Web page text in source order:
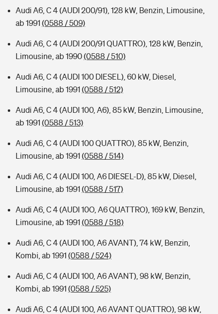
Audi A6, C 4 (AUDI 200/91), 128 kW, Benzin, Limousine,
ab 1991 (0588 / 509)
Audi A6, C 4 (AUDI 200/91 QUATTRO), 128 kW, Benzin,
Limousine, ab 1990(0588 / 510)
Audi A6, C 4 (AUDI 100 DIESEL), 60 kW, Diesel,
Limousine, ab 1991 (0588 / 512)
Audi A6, C 4 (AUDI 100, A6), 85 kW, Benzin, Limousine,
ab 1991 (0588 / 513)
Audi A6, C 4 (AUDI 100 QUATTRO), 85 kW, Benzin,
Limousine, ab 1991 (0588 / 514)
Audi A6, C 4 (AUDI 100, A6 DIESEL-D), 85 kW, Diesel,
Limousine, ab 1991 (0588 / 517)
Audi A6, C 4 (AUDI 10O, A6 QUATTRO), 169 kW, Benzin,
Limousine, ab 1991 (0588 / 518)
Audi A6, C 4 (AUDI 100, A6 AVANT), 74 kW, Benzin,
Kombi, ab 1991 (0588 / 524)
Audi A6, C 4 (AUDI 100, A6 AVANT), 98 kW, Benzin,
Kombi, ab 1991 (0588 / 525)
Audi A6, C 4 (AUDI 100, A6 AVANT QUATTRO), 98 kW,